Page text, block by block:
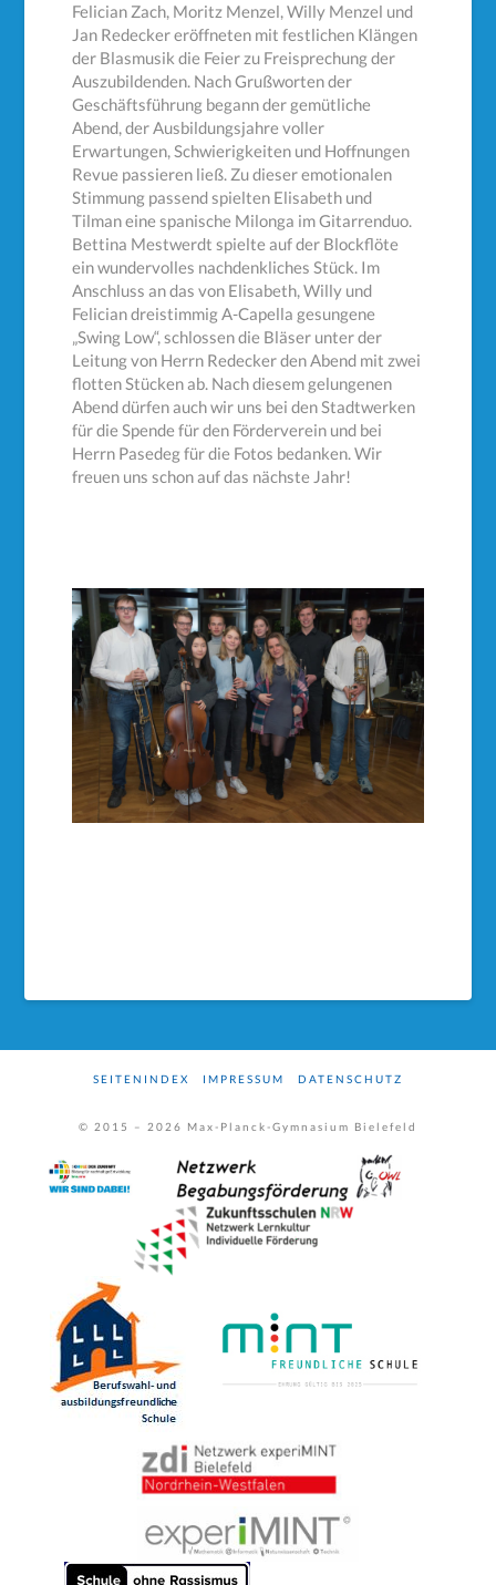
Felician Zach, Moritz Menzel, Willy Menzel und
Jan Redecker eröffneten mit festlichen Klängen
der Blasmusik die Feier zu Freisprechung der
Auszubildenden. Nach Grußworten der
Geschäftsführung begann der gemütliche
Abend, der Ausbildungsjahre voller
Erwartungen, Schwierigkeiten und Hoffnungen
Revue passieren ließ. Zu dieser emotionalen
Stimmung passend spielten Elisabeth und
Tilman eine spanische Milonga im Gitarrenduo.
Bettina Mestwerdt spielte auf der Blockflöte
ein wundervolles nachdenkliches Stück. Im
Anschluss an das von Elisabeth, Willy und
Felician dreistimmig A-Capella gesungene
„Swing Low“, schlossen die Bläser unter der
Leitung von Herrn Redecker den Abend mit zwei
flotten Stücken ab. Nach diesem gelungenen
Abend dürfen auch wir uns bei den Stadtwerken
für die Spende für den Förderverein und bei
Herrn Pasedeg für die Fotos bedanken. Wir
freuen uns schon auf das nächste Jahr!
SEITENINDEX IMPRESSUM DATENSCHUTZ
© 2015 – 2026 Max-Planck-Gymnasium Bielefeld